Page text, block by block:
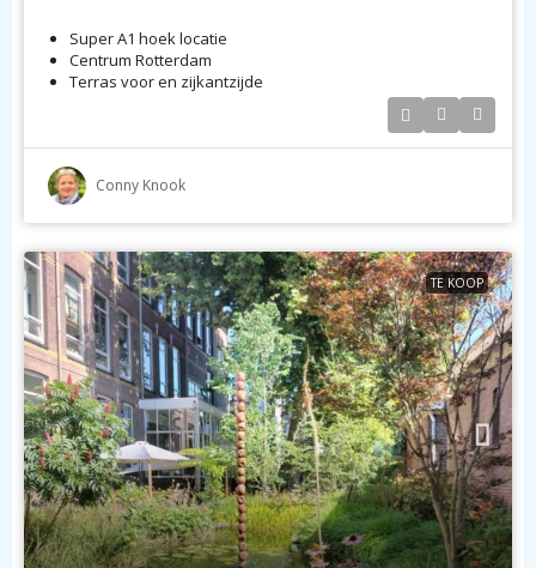
Super A1 hoek locatie
Centrum Rotterdam
Terras voor en zijkantzijde
Conny Knook
TE KOOP